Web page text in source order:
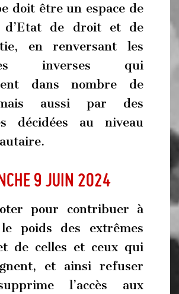
doit être un espace de
d’Etat de droit et de
en renversant les
inverses qui
dans nombre de
aussi par des
décidées au niveau
9 juin 2024
pour contribuer à
poids des extrêmes
de celles et ceux qui
et ainsi refuser
l’accès aux